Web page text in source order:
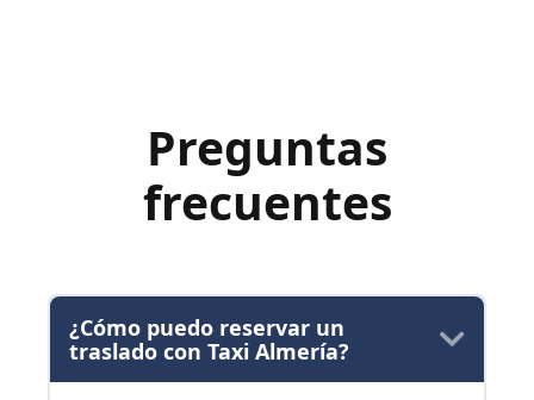
Preguntas
frecuentes
¿Cómo puedo reservar un
traslado con Taxi Almería?